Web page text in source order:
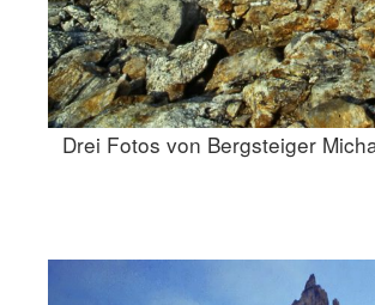
Drei Fotos von Bergsteiger